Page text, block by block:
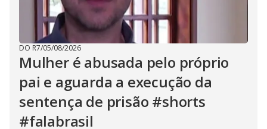
DO R7/05/08/2026
Mulher é abusada pelo próprio
pai e aguarda a execução da
sentença de prisão #shorts
#falabrasil